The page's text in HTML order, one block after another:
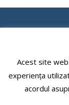
Acest site
experiența
acordul